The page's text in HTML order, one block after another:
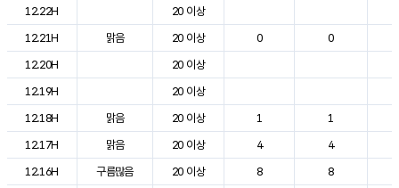
12.22H
20 이상
12.21H
맑음 20 이상 0 0
12.20H
20 이상
12.19H
20 이상
12.18H
맑음 20 이상 1 1
12.17H
맑음 20 이상 4 4
12.16H
구름많음 20 이상 8 8